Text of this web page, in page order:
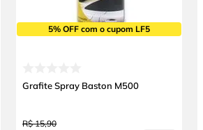
5% OFF com o cupom LF5
Grafite Spray Baston M500
R$ 15,90